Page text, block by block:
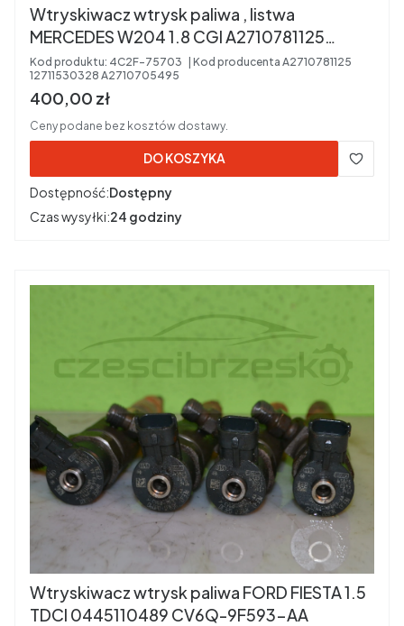
Wtryskiwacz wtrysk paliwa , listwa
MERCEDES W204 1.8 CGI A2710781125
12711530328 A2710705495
Kod produktu: 4C2F-75703 Kod producenta A2710781125
12711530328 A2710705495
Cena brutto
400,00 zł
Ceny podane bez kosztów dostawy.
DO KOSZYKA
Dostępność:Dostępny
Czas wysyłki:24 godziny
Wtryskiwacz wtrysk paliwa FORD FIESTA 1.5
TDCI 0445110489 CV6Q-9F593-AA